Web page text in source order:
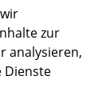
zur
analysieren,
Dienste